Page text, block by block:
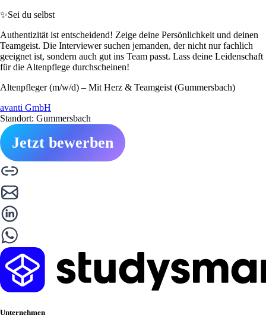
✨Sei du selbst
Authentizität ist entscheidend! Zeige deine Persönlichkeit und deinen
Teamgeist. Die Interviewer suchen jemanden, der nicht nur fachlich
geeignet ist, sondern auch gut ins Team passt. Lass deine Leidenschaft
für die Altenpflege durchscheinen!
Altenpfleger (m/w/d) – Mit Herz & Teamgeist (Gummersbach)
avanti GmbH
Standort: Gummersbach
Jetzt bewerben
Unternehmen